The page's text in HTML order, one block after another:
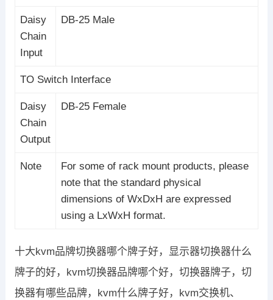
Daisy
Chain
Input
DB-25 Male
TO Switch Interface
Daisy
Chain
Output
DB-25 Female
Note
For some of rack mount products, please
note that the standard physical
dimensions of WxDxH are expressed
using a LxWxH format.
十大kvm品牌切换器哪个牌子好，显示器切换器什么
牌子的好，kvm切换器品牌哪个好，切换器牌子，切
换器有哪些品牌，kvm什么牌子好，kvm交换机、